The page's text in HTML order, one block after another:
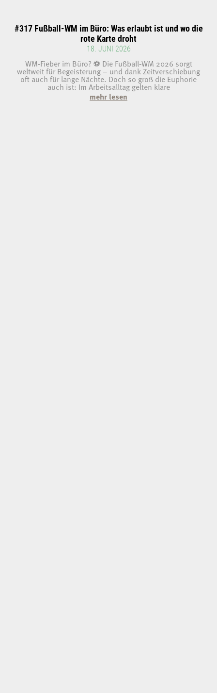
#317 Fußball-WM im Büro: Was erlaubt ist und wo die
rote Karte droht
18. JUNI 2026
WM‑Fieber im Büro? ⚽ Die Fußball‑WM 2026 sorgt
weltweit für Begeisterung – und dank Zeitverschiebung
oft auch für lange Nächte. Doch so groß die Euphorie
auch ist: Im Arbeitsalltag gelten klare
mehr lesen